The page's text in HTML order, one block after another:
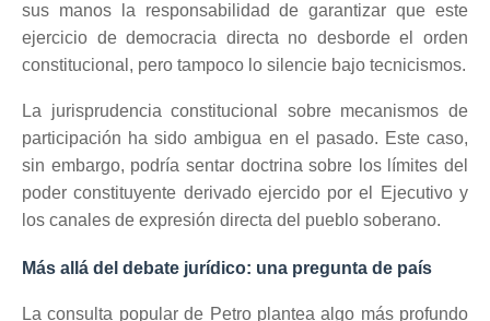
sus manos la responsabilidad de garantizar que este
ejercicio de democracia directa no desborde el orden
constitucional, pero tampoco lo silencie bajo tecnicismos.
La jurisprudencia constitucional sobre mecanismos de
participación ha sido ambigua en el pasado. Este caso,
sin embargo, podría sentar doctrina sobre los límites del
poder constituyente derivado ejercido por el Ejecutivo y
los canales de expresión directa del pueblo soberano.
Más allá del debate jurídico: una pregunta de país
La consulta popular de Petro plantea algo más profundo